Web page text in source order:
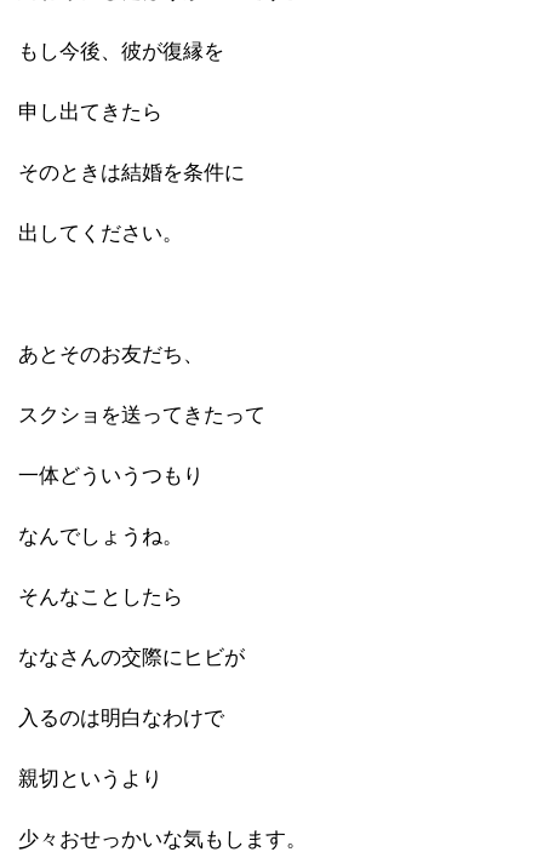
もし今後、彼が復縁を
申し出てきたら
そのときは結婚を条件に
出してください。
あとそのお友だち、
スクショを送ってきたって
一体どういうつもり
なんでしょうね。
そんなことしたら
ななさんの交際にヒビが
入るのは明白なわけで
親切というより
少々おせっかいな気もします。